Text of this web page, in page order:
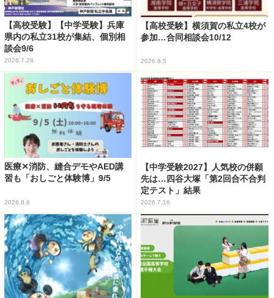
【高校受験】【中学受験】兵庫
県内の私立31校が集結、個別相
談会9/6
2026.7.28
【高校受験】横須賀の私立4校が
参加…合同相談会10/12
2026.8.5
医療✕消防、縫合デモやAED講
習も「おしごと体験博」9/5
2026.8.6
【中学受験2027】人気校の併願
先は…四谷大塚「第2回合不合判
定テスト」結果
2026.7.16